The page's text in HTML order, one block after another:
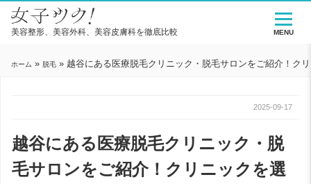
美容整形、美容外科、美容皮膚科を徹底比較
ホーム » 脱毛 » 越谷にある医療脱毛クリニック・脱毛サロンをご紹介！ク
2025-09-17
越谷にある医療脱毛クリニック・脱
毛サロンをご紹介！クリニックを選
MENU